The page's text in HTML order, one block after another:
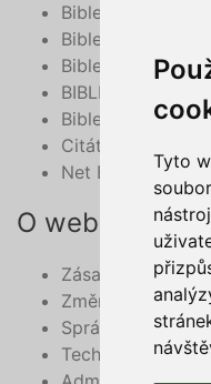
Tyto
Bibleserver.com
Bible - překlad
BibleHub.com -
BIBLE v mobilu
Bible do mobilu -
Citát z Bible na
Net Bible
O webu
Zásady
Změnit své
Správce obsahu
Technický